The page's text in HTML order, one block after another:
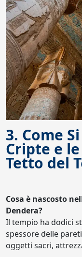
3. Come
Cripte e
Tetto del
Cosa è nascosto
Dendera?
Il tempio ha dodici
spessore delle
oggetti sacri,